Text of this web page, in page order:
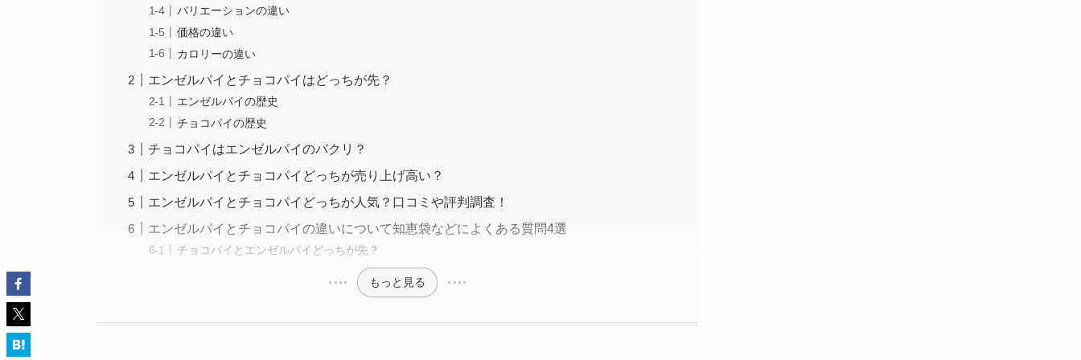
バリエーションの違い
価格の違い
カロリーの違い
エンゼルパイとチョコパイはどっちが先？
エンゼルパイの歴史
チョコパイの歴史
チョコパイはエンゼルパイのパクリ？
エンゼルパイとチョコパイどっちが売り上げ高い？
エンゼルパイとチョコパイどっちが人気？口コミや評判調査！
エンゼルパイとチョコパイの違いについて知恵袋などによくある質問4選
チョコパイとエンゼルパイどっちが先？
もっと見る